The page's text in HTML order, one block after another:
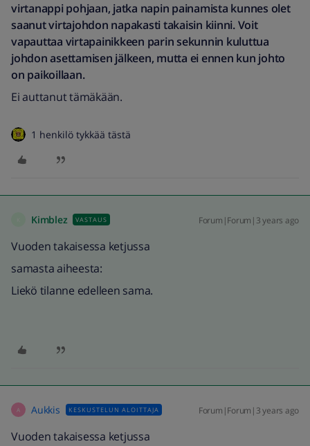
virtanappi pohjaan, jatka napin painamista kunnes olet
saanut virtajohdon napakasti takaisin kiinni. Voit
vapauttaa virtapainikkeen parin sekunnin kuluttua
johdon asettamisen jälkeen, mutta ei ennen kun johto
on paikoillaan.
Ei auttanut tämäkään.
1 henkilö tykkää tästä
Kimblez VASTAUS Forum|Forum|3 years ago
Vuoden takaisessa ketjussa
samasta aiheesta:
Liekö tilanne edelleen sama.
A Aukkis KESKUSTELUN ALOITTAJA Forum|Forum|3 years ago
Vuoden takaisessa ketjussa